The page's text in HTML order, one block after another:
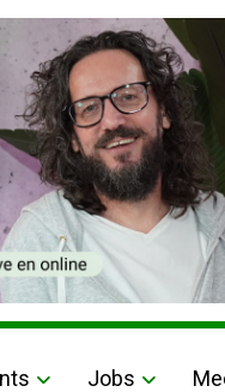
Jobs